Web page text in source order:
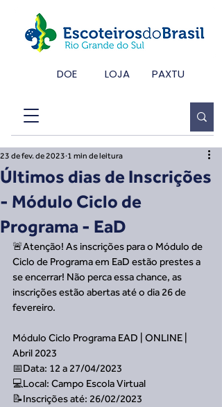
DOE LOJA PAXTU
Últimos dias de Inscrições
- Módulo Ciclo de
Programa - EaD
23 de fev. de 2023 1 min de leitura
🚨Atenção! As inscrições para o Módulo de
Ciclo de Programa em EaD estão prestes a
se encerrar! Não perca essa chance, as
inscrições estão abertas até o dia 26 de
fevereiro.
Módulo Ciclo Programa EAD | ONLINE |
Abril 2023
📅Data: 12 a 27/04/2023
💻Local: Campo Escola Virtual
📝Inscrições até: 26/02/2023